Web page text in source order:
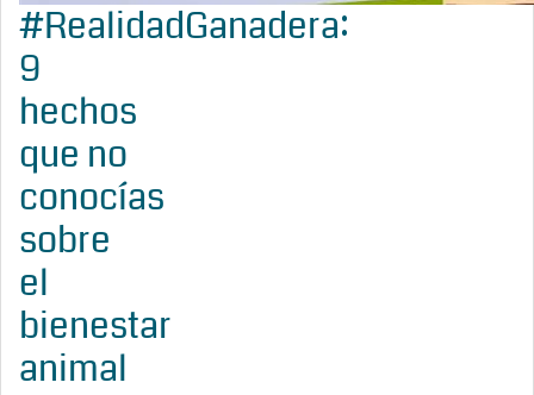
#RealidadGanadera:
9
hechos
que no
conocías
sobre
el
bienestar
animal